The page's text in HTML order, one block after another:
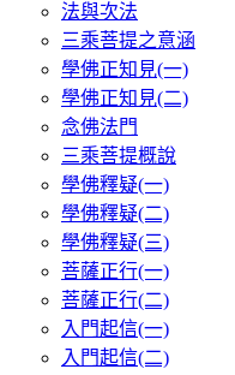
法與次法
三乘菩提之意涵
學佛正知見(一)
學佛正知見(二)
念佛法門
三乘菩提概說
學佛釋疑(一)
學佛釋疑(二)
學佛釋疑(三)
菩薩正行(一)
菩薩正行(二)
入門起信(一)
入門起信(二)